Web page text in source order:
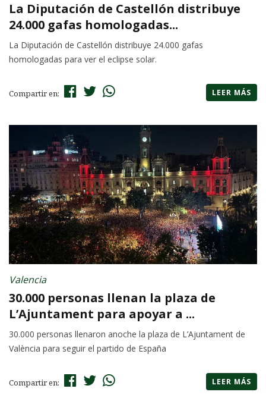
La Diputación de Castellón distribuye
24.000 gafas homologadas...
La Diputación de Castellón distribuye 24.000 gafas
homologadas para ver el eclipse solar.
Compartir en: LEER MÁS
Valencia
30.000 personas llenan la plaza de
L’Ajuntament para apoyar a ...
30.000 personas llenaron anoche la plaza de L’Ajuntament de
València para seguir el partido de España
Compartir en: LEER MÁS